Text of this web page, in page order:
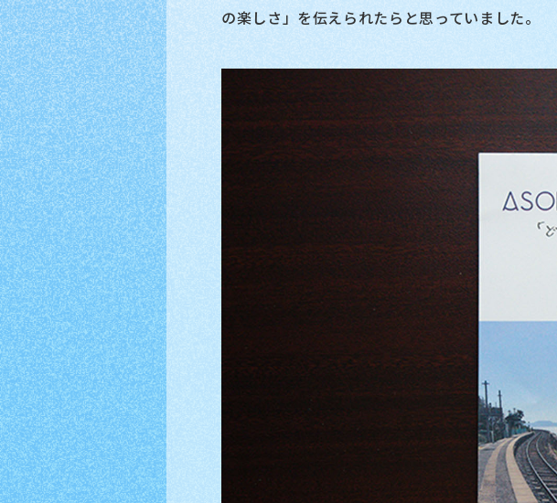
の楽しさ」を伝えられたらと思っていました。